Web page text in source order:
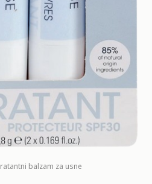
balzam za usne